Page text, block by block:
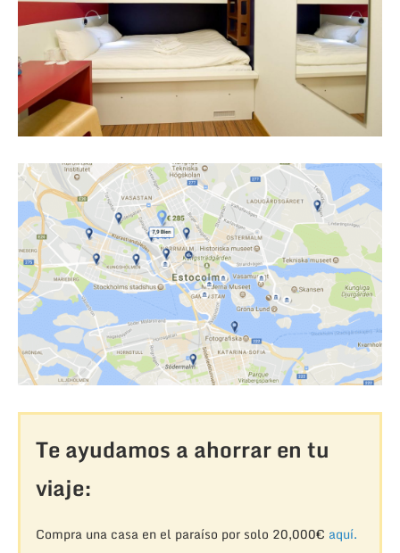
Te ayudamos a ahorrar en tu
viaje:
Compra una casa en el paraíso por solo 20,000€ aquí.